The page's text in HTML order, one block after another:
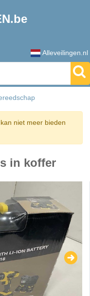
Alleveilingen.nl
niet meer bieden
in koffer